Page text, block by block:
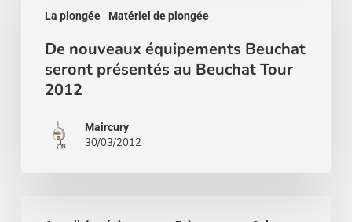
La plongée Matériel de plongée
équipements
Beuchat
seront
présentés
Beuchat
De nouveaux équipements Beuchat
seront présentés au Beuchat Tour
2012
Maircury
30/03/2012